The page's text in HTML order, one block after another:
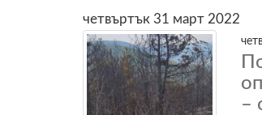
четвъртък 31 март 2022
–